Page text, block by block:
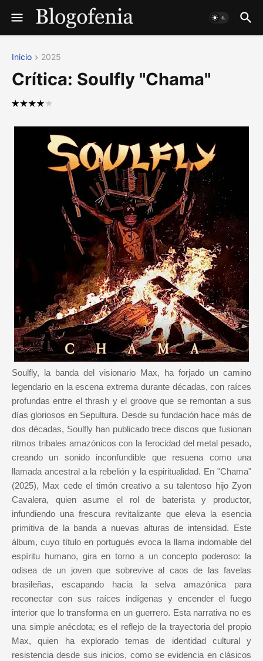
Inicio 2025
Crítica: Soulfly "Chama"
Soulfly, la banda del visionario Max, ha forjado un camino
legendario en la escena extrema durante décadas, con raíces
profundas entre el thrash y el groove que se remontan a sus
días gloriosos en Sepultura. Desde su fundación hace más de
dos décadas, Soulfly han publicado trece discos que fusionan
ritmos tribales amazónicos con la ferocidad del metal pesado,
creando un sonido inconfundible que resuena como una
llamada ancestral a la rebelión y la espiritualidad. En "Chama"
(2025), Max cede el timón creativo a su talentoso hijo Zyon
Cavalera, quien asume el rol de baterista y productor,
infundiendo una frescura revitalizante que eleva la esencia
primitiva de la banda a nuevas alturas de intensidad. Este
álbum, cuyo título en portugués evoca la llama indomable del
espíritu humano, gira en torno a un concepto poderoso: la
odisea de un joven que sobrevive al caos de las favelas
brasileñas, escapando hacia la selva amazónica para
reconectar con sus raíces indígenas y encender el fuego
interior que lo transforma en un guerrero. Esta narrativa no es
una simple anécdota; es el reflejo de la trayectoria del propio
Max, quien ha explorado temas de identidad cultural y
resistencia desde sus inicios, como se evidencia en clásicos